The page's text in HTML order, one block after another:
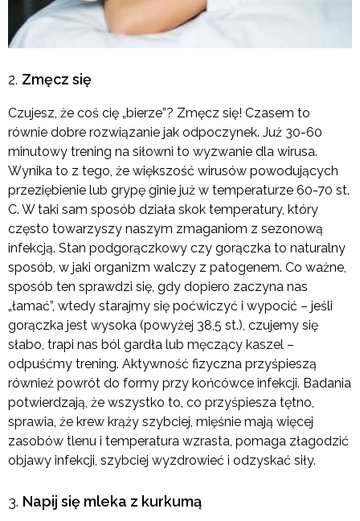
Zmęcz się
Czujesz, że coś cię „bierze”? Zmęcz się! Czasem to
równie dobre rozwiązanie jak odpoczynek. Już 30-60
minutowy trening na siłowni to wyzwanie dla wirusa.
Wynika to z tego, że większość wirusów powodujących
przeziębienie lub grypę ginie już w temperaturze 60-70 st.
C. W taki sam sposób działa skok temperatury, który
często towarzyszy naszym zmaganiom z sezonową
infekcją. Stan podgorączkowy czy gorączka to naturalny
sposób, w jaki organizm walczy z patogenem. Co ważne,
sposób ten sprawdzi się, gdy dopiero zaczyna nas
„łamać”, wtedy starajmy się poćwiczyć i wypocić – jeśli
gorączka jest wysoka (powyżej 38,5 st.), czujemy się
słabo, trapi nas ból gardła lub męczący kaszel –
odpuśćmy trening. Aktywność fizyczna przyśpieszą
również powrót do formy przy końcówce infekcji. Badania
potwierdzają, że wszystko to, co przyśpiesza tętno,
sprawia, że krew krąży szybciej, mięśnie mają więcej
zasobów tlenu i temperatura wzrasta, pomaga złagodzić
objawy infekcji, szybciej wyzdrowieć i odzyskać siły.
Napij się mleka z kurkumą